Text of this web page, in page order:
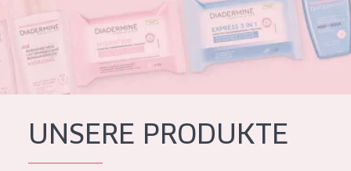
ALLE PRODUKTE
inhaltsstoffe
Über uns
Inspiration
Kontakt
UNSERE PRODUKTE